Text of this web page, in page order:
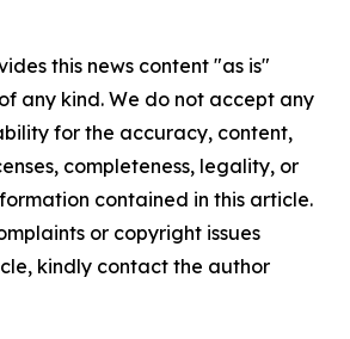
this news content "as is"
any kind. We do not accept any
for the accuracy, content,
completeness, legality, or
contained in this article.
or copyright issues
kindly contact the author